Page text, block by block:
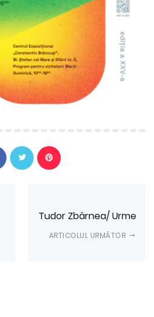
Tudor Zbârnea/ Urme
ARTICOLUL URMĂTOR